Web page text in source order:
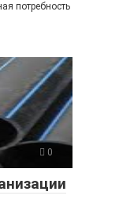
потребность
0